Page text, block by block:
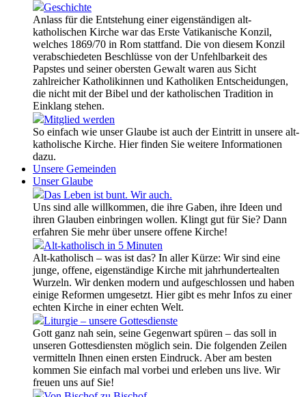
Geschichte
Anlass für die Entstehung einer eigenständigen alt-
katholischen Kirche war das Erste Vatikanische Konzil,
welches 1869/70 in Rom stattfand. Die von diesem Konzil
verabschiedeten Beschlüsse von der Unfehlbarkeit des
Papstes und seiner obersten Gewalt waren aus Sicht
zahlreicher Katholikinnen und Katholiken Entscheidungen,
die nicht mit der Bibel und der katholischen Tradition in
Einklang stehen.
Mitglied werden
So einfach wie unser Glaube ist auch der Eintritt in unsere alt-
katholische Kirche. Hier finden Sie weitere Informationen
dazu.
Unsere Gemeinden
Unser Glaube
Das Leben ist bunt. Wir auch.
Uns sind alle willkommen, die ihre Gaben, ihre Ideen und
ihren Glauben einbringen wollen. Klingt gut für Sie? Dann
erfahren Sie mehr über unsere offene Kirche!
Alt-katholisch in 5 Minuten
Alt-katholisch – was ist das? In aller Kürze: Wir sind eine
junge, offene, eigenständige Kirche mit jahrhundertealten
Wurzeln. Wir denken modern und aufgeschlossen und haben
einige Reformen umgesetzt. Hier gibt es mehr Infos zu einer
echten Kirche in einer echten Welt.
Liturgie – unsere Gottesdienste
Gott ganz nah sein, seine Gegenwart spüren – das soll in
unseren Gottesdiensten möglich sein. Die folgenden Zeilen
vermitteln Ihnen einen ersten Eindruck. Aber am besten
kommen Sie einfach mal vorbei und erleben uns live. Wir
freuen uns auf Sie!